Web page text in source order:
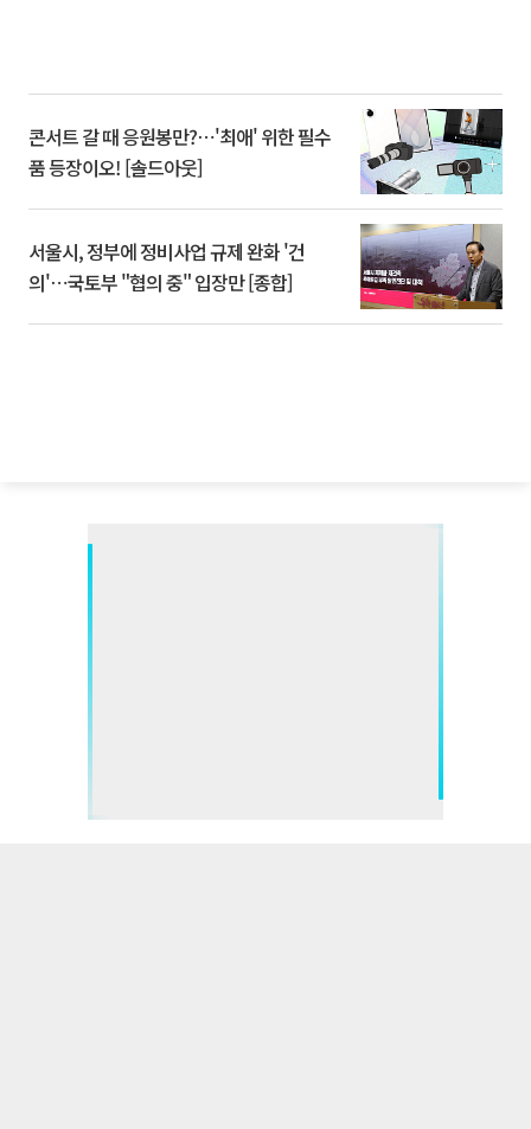
콘서트 갈 때 응원봉만?⋯'최애' 위한 필수
품 등장이오! [솔드아웃]
서울시, 정부에 정비사업 규제 완화 '건
의'⋯국토부 "협의 중" 입장만 [종합]